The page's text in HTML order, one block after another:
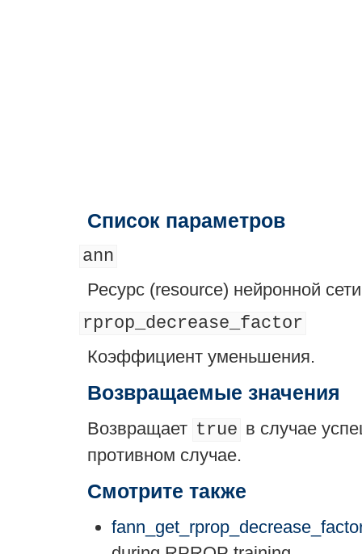
Список параметров
ann
Ресурс (resource) нейронной
rprop_decrease_factor
Коэффициент уменьшения.
Возвращаемые значения
Возвращает true в случае
противном случае.
Смотрите также